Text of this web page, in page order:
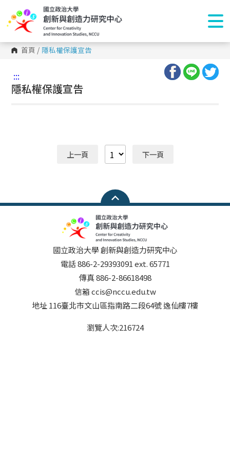
首頁 / 隱私權保護宣告
:::
隱私權保護宣告
上一頁 下一頁
國立政治大學 創新與創造力研究中心
電話 886-2-29393091 ext. 65771
傳真 886-2-86618498
信箱 ccis@nccu.edu.tw
地址 116臺北市文山區指南路二段64號 逸仙樓7樓
瀏覽人次:216724